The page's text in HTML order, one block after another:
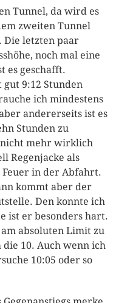
Tunnel, da wird es
zweiten Tunnel
Die letzten paar
noch mal eine
es geschafft.
9:12 Stunden
ich mindestens
andererseits ist es
Stunden zu
mehr wirklich
Regenjacke als
in der Abfahrt.
kommt aber der
Den konnte ich
ist er besonders hart.
absoluten Limit zu
10. Auch wenn ich
10:05 oder so